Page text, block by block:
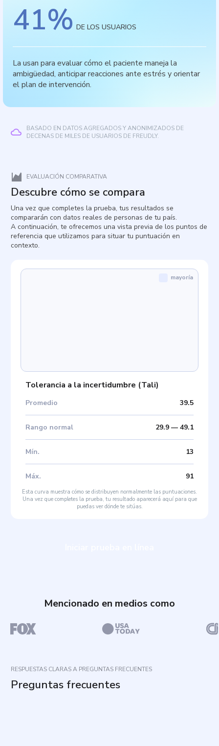
41% DE LOS USUARIOS
La usan para evaluar cómo el paciente maneja la
ambigüedad, anticipar reacciones ante estrés y orientar
el plan de intervención.
BASADO EN DATOS AGREGADOS Y ANONIMIZADOS DE
DECENAS DE MILES DE USUARIOS DE FREUDLY.
EVALUACIÓN COMPARATIVA
Descubre cómo se compara
Una vez que completes la prueba, tus resultados se
compararán con datos reales de personas de tu país.
A continuación, te ofrecemos una vista previa de los puntos de
referencia que utilizamos para situar tu puntuación en
contexto.
Tolerancia a la incertidumbre (Tali)
Promedio 39.5
Rango normal 29.9— 49.1
Mín. 13
Máx. 91
mayoría
Esta curva muestra cómo se distribuyen normalmente las puntuaciones.
Una vez que completes la prueba, tu resultado aparecerá aquí para que
puedas ver dónde te sitúas.
Mencionado en medios como
RESPUESTAS CLARAS A PREGUNTAS FRECUENTES
Preguntas frecuentes